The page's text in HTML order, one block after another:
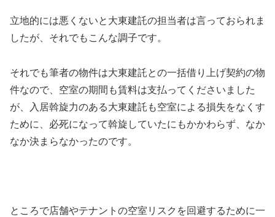
立地的には悪くないと大東建託の担当者は言っておられま
したが、それでもこんな調子です。
それでも筆者の物件は大東建託との一括借り上げ契約の物
件なので、空室の期間も賃料は支払ってくださいました
が、入居斡旋力のある大東建託も空室による損失をなくす
ために、必死になって斡旋していたにもかかわらず、なか
なか決まらなかったのです。
ところで店舗やテナントの空室リスクを回避するために一